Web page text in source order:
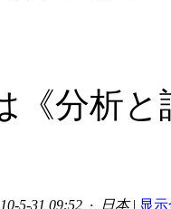
《分析
5-31 09:52 · 日本 | 显